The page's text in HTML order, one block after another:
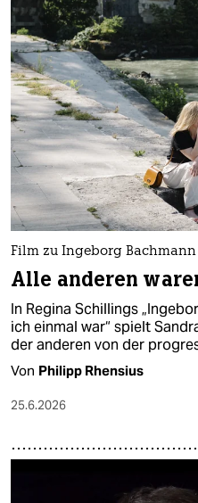
Film zu Ingeborg Bachmann
Alle anderen
In Regina Schillings
ich einmal war“ spielt
der anderen von der
Von Philipp Rhensius
25.6.2026